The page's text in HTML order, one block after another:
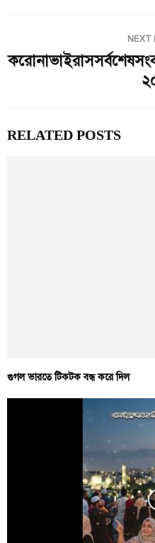
NEXT
RELATED POSTS
গুগল ভারতে টিকটক বন্ধ করে দিল